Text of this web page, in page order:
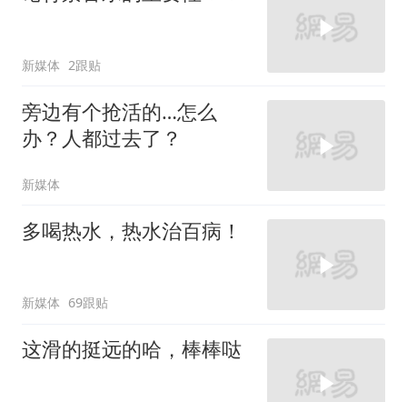
新媒体 2跟贴
旁边有个抢活的…怎么
办？人都过去了？
新媒体
多喝热水，热水治百病！
新媒体 69跟贴
这滑的挺远的哈，棒棒哒